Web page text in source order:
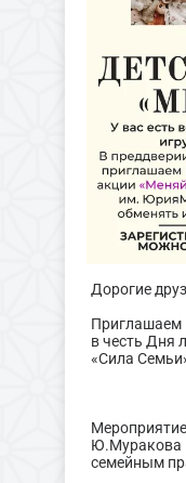
Дорогие
Приглашаем
в честь Дня
«Сила
Ю.Муракова
семейным